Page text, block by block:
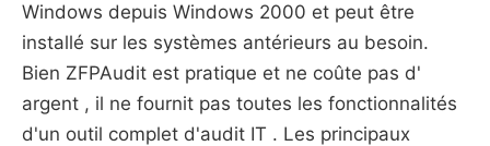
Windows depuis Windows 2000 et peut être
installé sur les systèmes antérieurs au besoin.
Bien ZFPAudit est pratique et ne coûte pas d'
argent , il ne fournit pas toutes les fonctionnalités
d'un outil complet d'audit IT . Les principaux